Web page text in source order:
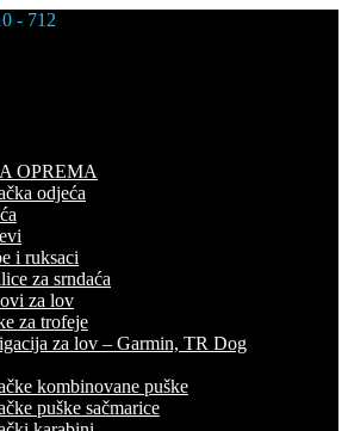
- 712
OPREMA
odjeća
i ruksaci
za srndaća
za lov
za trofeje
za lov – Garmin, TR Dog
kombinovane puške
puške sačmarice